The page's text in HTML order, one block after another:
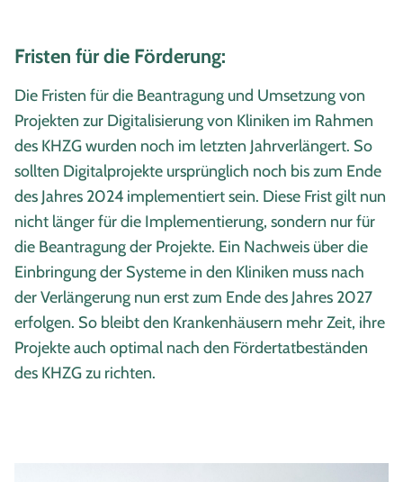
Fristen für die Förderung:
Die Fristen für die Beantragung und Umsetzung von
Projekten zur Digitalisierung von Kliniken im Rahmen
des KHZG wurden noch im letzten Jahrverlängert. So
sollten Digitalprojekte ursprünglich noch bis zum Ende
des Jahres 2024 implementiert sein. Diese Frist gilt nun
nicht länger für die Implementierung, sondern nur für
die Beantragung der Projekte. Ein Nachweis über die
Einbringung der Systeme in den Kliniken muss nach
der Verlängerung nun erst zum Ende des Jahres 2027
erfolgen. So bleibt den Krankenhäusern mehr Zeit, ihre
Projekte auch optimal nach den Fördertatbeständen
des KHZG zu richten.